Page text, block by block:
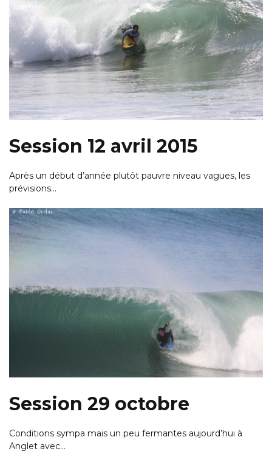
Session 12 avril 2015
Après un début d’année plutôt pauvre niveau vagues, les
prévisions…
Session 29 octobre
Conditions sympa mais un peu fermantes aujourd’hui à
Anglet avec…